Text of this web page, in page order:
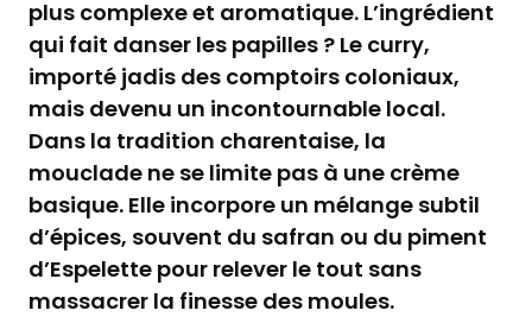
plus complexe et aromatique. L’ingrédient
qui fait danser les papilles ? Le curry,
importé jadis des comptoirs coloniaux,
mais devenu un incontournable local.
Dans la tradition charentaise, la
mouclade ne se limite pas à une crème
basique. Elle incorpore un mélange subtil
d’épices, souvent du safran ou du piment
d’Espelette pour relever le tout sans
massacrer la finesse des moules.